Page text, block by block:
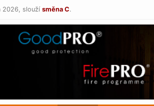
2026, slouží směna C.